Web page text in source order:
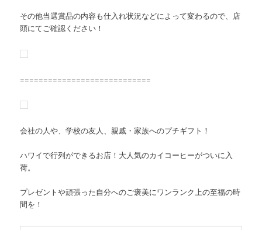
その他当選賞品の内容も仕入れ状況などによって変わるので、店
頭にてご確認ください！
============================
会社の人や、学校の友人、親戚・家族へのプチギフト！
ハワイで行列ができるお店！大人気のカイコーヒーがついに入
荷。
プレゼントや頑張った自分へのご褒美にワンランク上の至福の時
間を！